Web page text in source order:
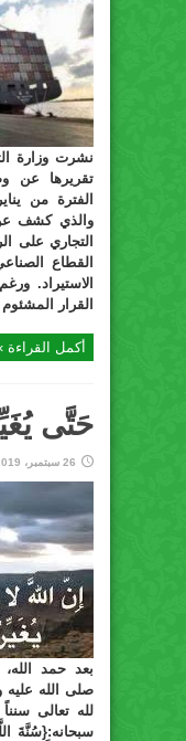
نشرت وزارة
تقريرها عن
الفترة من
والذي كشف
التجاري على
القطاع
القرار
أكمل القراءة
حَتَّى
26 سبتمبر، 2019
بعد حمد
صلى الله عليه
لله تعالى
سبحانه:{سُنَّةَ